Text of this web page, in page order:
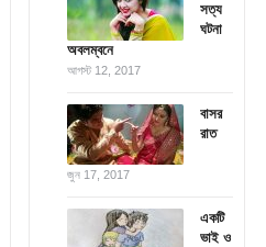
সত্য
ঘটনা
অবলম্বনে
আগস্ট 12, 2017
বাসর
রাত
জুন 17, 2017
একটি
ভাই ও